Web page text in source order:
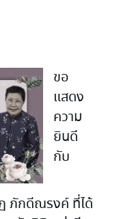
ขอ
แสดง
ความ
ยินดี
กับ
ภักดีณรงค์ ที่ได้